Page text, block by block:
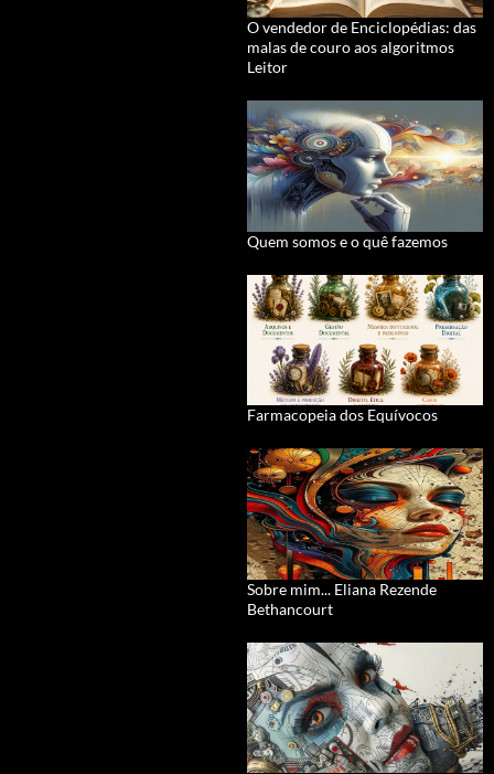
O vendedor de Enciclopédias: das
malas de couro aos algoritmos
Leitor
Quem somos e o quê fazemos
Farmacopeia dos Equívocos
Sobre mim... Eliana Rezende
Bethancourt